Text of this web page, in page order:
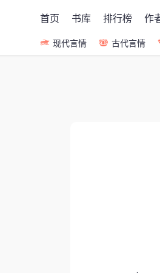
首页 书库 排行榜 作
现代言情 古代言情